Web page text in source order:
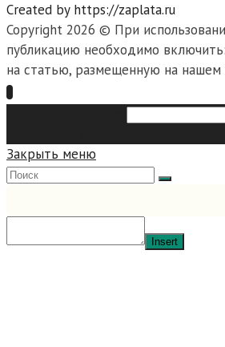
Created by https://zaplata.ru
Copyright 2026 © При
публикацию необходимо
на статью, размещенную на нашем
Закрыть меню
Insert